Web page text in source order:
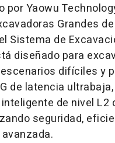
por Yaowu
Grandes
Sistema de
diseñado para
difíciles y
de latencia
de nivel L2
seguridad,